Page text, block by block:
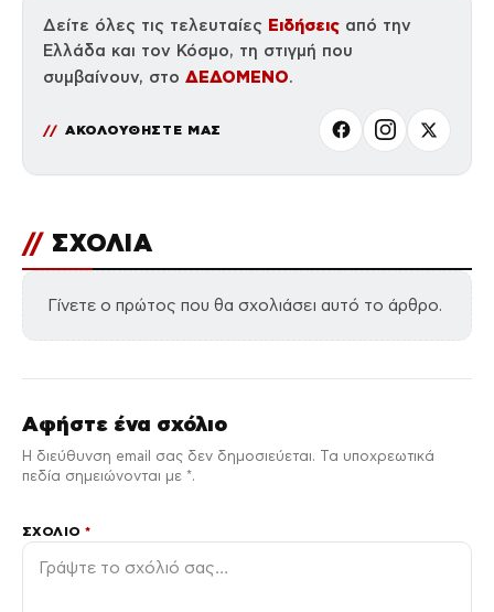
Δείτε όλες τις τελευταίες Ειδήσεις από την
Ελλάδα και τον Κόσμο, τη στιγμή που
συμβαίνουν, στο ΔΕΔΟΜΕΝΟ.
ΑΚΟΛΟΥΘΗΣΤΕ ΜΑΣ
// ΣΧΟΛΙΑ
Γίνετε ο πρώτος που θα σχολιάσει αυτό το άρθρο.
Αφήστε ένα σχόλιο
Η διεύθυνση email σας δεν δημοσιεύεται. Τα υποχρεωτικά
πεδία σημειώνονται με *.
ΣΧΌΛΙΟ*